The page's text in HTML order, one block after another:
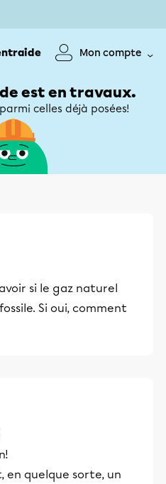
Mon compte
est en travaux.
celles déjà posées!
si le gaz naturel
Si oui, comment
en quelque sorte, un